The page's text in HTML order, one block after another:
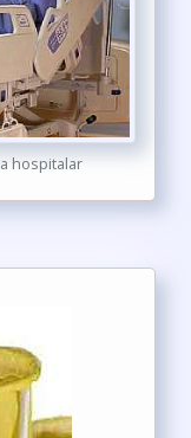
hospitalar